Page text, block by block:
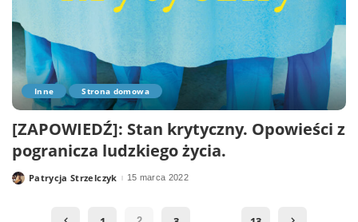
Inne Strona domowa
[ZAPOWIEDŹ]: Stan krytyczny. Opowieści z
pogranicza ludzkiego życia.
PostedPatrycja Strzelczyk 15 marca 2022